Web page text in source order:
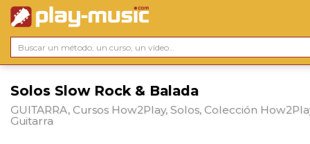
Solos Slow Rock & Balada
GUITARRA, Cursos How2Play, Solos, Colección
Guitarra